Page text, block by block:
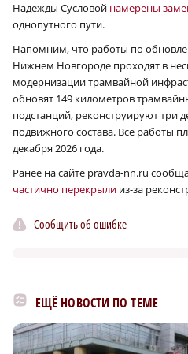
Надежды Сусловой намерены
однопутного пути.
Напомним, что работы по
Нижнем Новгороде проходят в
модернизации трамвайной
обновят 149 километров
подстанций, реконструируют три
подвижного состава. Все работы
декабря 2026 года.
Ранее на сайте pravda-nn.ru
частично перекрыли из-за
Сообщить об ошибке
ЕЩЁ НОВОСТИ ПО ТЕМЕ